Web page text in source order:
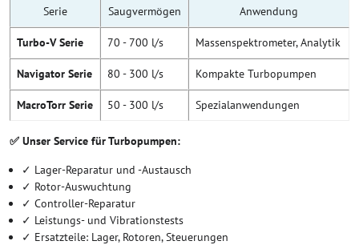
Serie Saugvermögen Anwendung
Turbo-V Serie 70 - 700 l/s Massenspektrometer, Analytik
Navigator Serie 80 - 300 l/s Kompakte Turbopumpen
MacroTorr Serie 50 - 300 l/s Spezialanwendungen
✅ Unser Service für Turbopumpen:
✓ Lager-Reparatur und -Austausch
✓ Rotor-Auswuchtung
✓ Controller-Reparatur
✓ Leistungs- und Vibrationstests
✓ Ersatzteile: Lager, Rotoren, Steuerungen